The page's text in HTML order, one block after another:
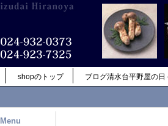
shopのトップ ブログ清水台平野屋の日
Menu